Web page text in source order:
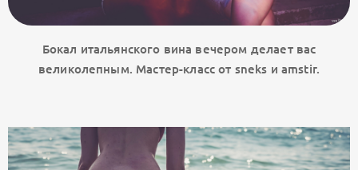
Бокал итальянского вина вечером делает вас
великолепным. Мастер-класс от sneks и amstir.